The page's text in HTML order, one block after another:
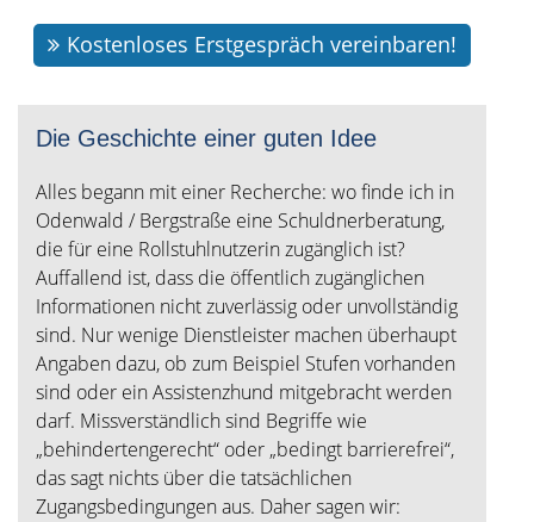
Kostenloses Erstgespräch vereinbaren!
Die Geschichte einer guten Idee
Alles begann mit einer Recherche: wo finde ich in
Odenwald / Bergstraße eine Schuldnerberatung,
die für eine Rollstuhlnutzerin zugänglich ist?
Auffallend ist, dass die öffentlich zugänglichen
Informationen nicht zuverlässig oder unvollständig
sind. Nur wenige Dienstleister machen überhaupt
Angaben dazu, ob zum Beispiel Stufen vorhanden
sind oder ein Assistenzhund mitgebracht werden
darf. Missverständlich sind Begriffe wie
„behindertengerecht“ oder „bedingt barrierefrei“,
das sagt nichts über die tatsächlichen
Zugangsbedingungen aus. Daher sagen wir: